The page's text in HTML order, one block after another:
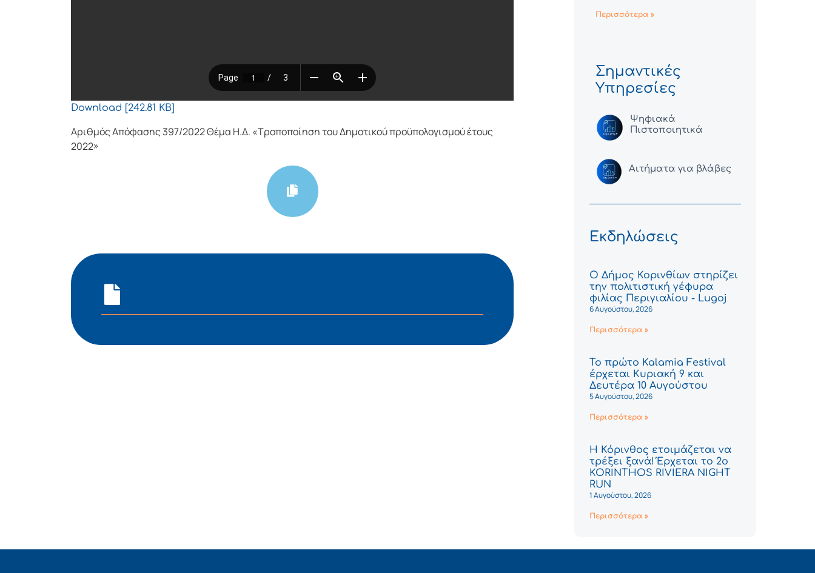
Download [242.81 KB]
Αριθμός Απόφασης 397/2022 Θέμα Η.Δ. «Τροποποίηση του Δημοτικού προϋπολογισμού έτους
2022»
Περισσότερα »
Σημαντικές
Υπηρεσίες
Ψηφιακά
Πιστοποιητικά
Αιτήματα για βλάβες
Εκδηλώσεις
Ο Δήμος Κορινθίων στηρίζει
την πολιτιστική γέφυρα
φιλίας Περιγιαλίου - Lugoj
6 Αυγούστου, 2026
Περισσότερα »
Το πρώτο Kalamia Festival
έρχεται Κυριακή 9 και
Δευτέρα 10 Αυγούστου
5 Αυγούστου, 2026
Περισσότερα »
Η Κόρινθος ετοιμάζεται να
τρέξει ξανά! Έρχεται το 2ο
KORINTHOS RIVIERA NIGHT
RUN
1 Αυγούστου, 2026
Περισσότερα »